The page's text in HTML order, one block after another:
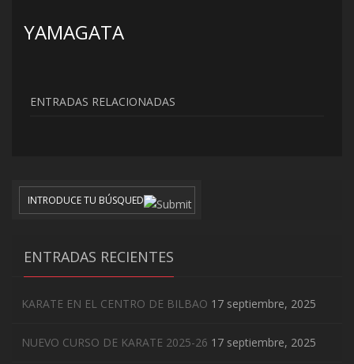
YAMAGATA
ENTRADAS RELACIONADAS
ENTRADAS RECIENTES
KARATE EN EL CENTRO DE BILBAO 17 septiembre, 2025
NUEVO CURSO DE KARATE 2025-26 17 septiembre, 2025